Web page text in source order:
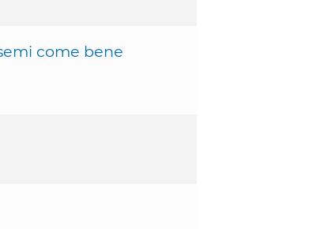
come bene